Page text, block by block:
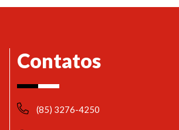
Contatos
(85) 3276-4250